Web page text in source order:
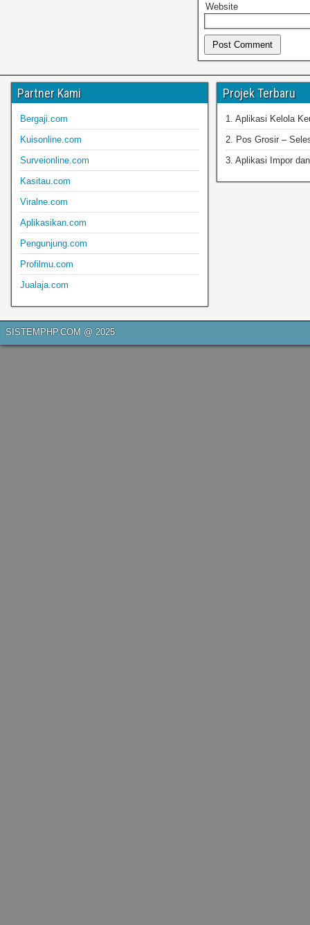
Website
Partner Kami
Bergaji.com
Kuisonline.com
Surveionline.com
Kasitau.com
Viralne.com
Aplikasikan.com
Pengunjung.com
Profilmu.com
Jualaja.com
Projek Terbaru
1. Aplikasi Kelola
2. Pos Grosir –
3. Aplikasi Impor
SISTEMPHP.COM @ 2025